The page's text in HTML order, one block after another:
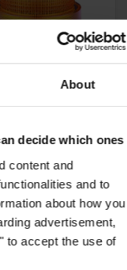
About
decide which ones
content and
and to
about how you
advertisement,
to accept the use of
Classic LED
signaleffekt
støvtæt og
mod
vandstråler